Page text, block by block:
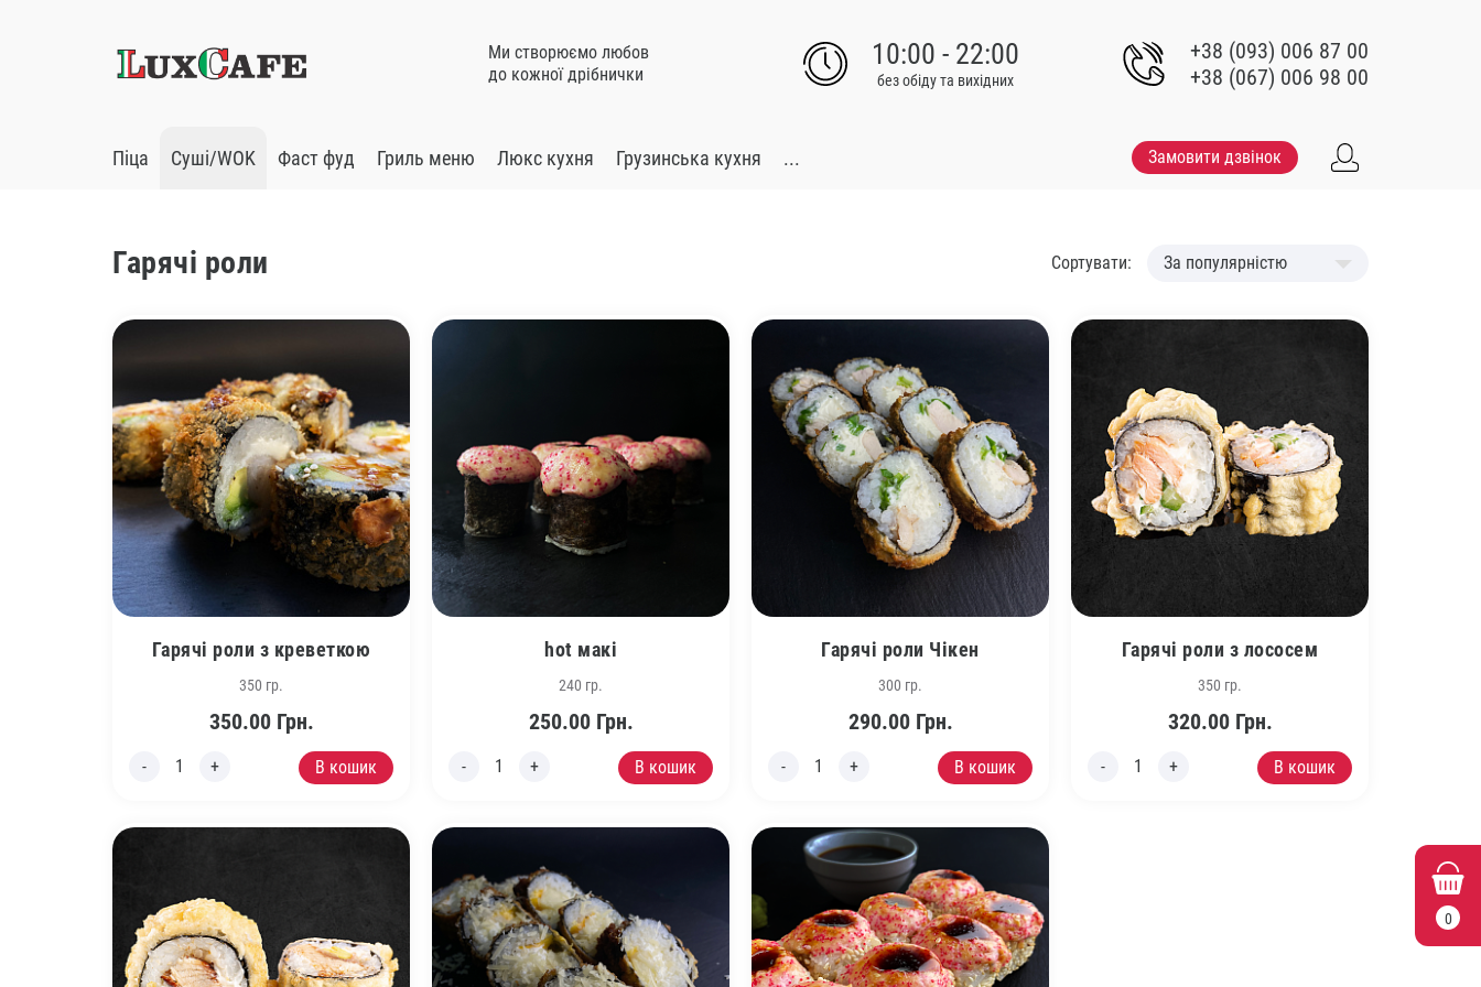
0
Ми створюємо любов
до кожної дрібнички
10:00 - 22:00
без обіду та вихідних
+38 (093) 006 87 00
+38 (067) 006 98 00
Піца Суші/WOK Фаст фуд Гриль меню Люкс кухня Грузинська кухня ... Замовити дзвінок
Гарячі роли Сортувати: За популярністю
Гарячі роли з креветкою
350 гр.
350.00Грн.
В кошик
hot макі
240 гр.
250.00Грн.
В кошик
Гарячі роли Чікен
300 гр.
290.00Грн.
В кошик
Гарячі роли з лососем
350 гр.
320.00Грн.
В кошик